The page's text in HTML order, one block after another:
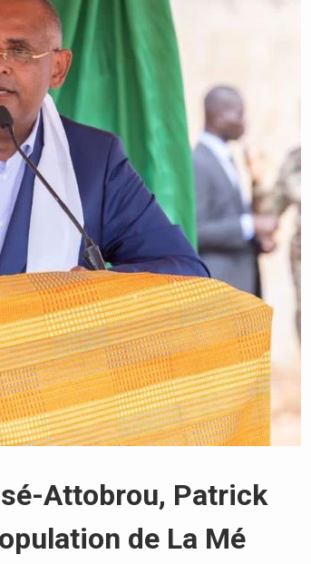
Attobrou, Patrick
de La Mé